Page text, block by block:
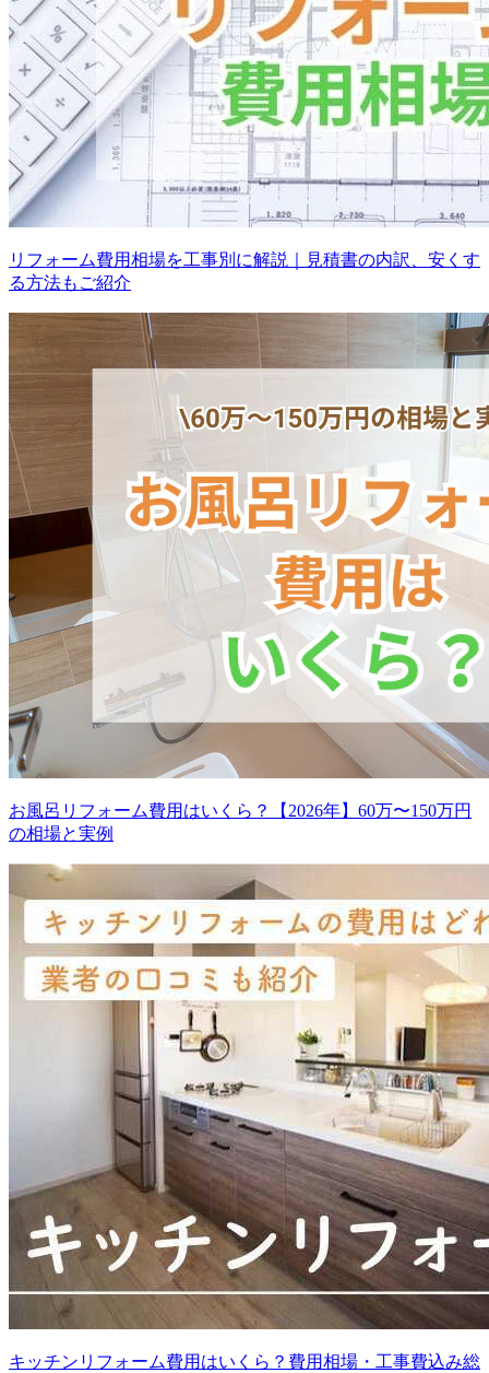
リフォーム費用相場を工事別に解説｜見積書の内訳、安くす
る方法もご紹介
お風呂リフォーム費用はいくら？【2026年】60万〜150万円
の相場と実例
キッチンリフォーム費用はいくら？費用相場・工事費込み総